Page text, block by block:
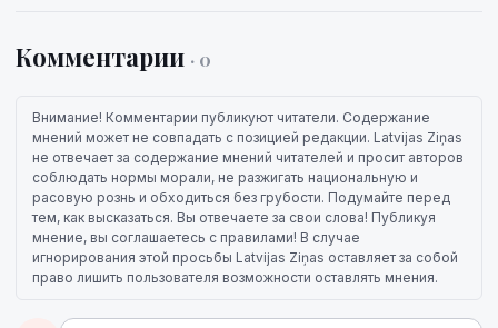
Комментарии · 0
Внимание! Комментарии публикуют читатели. Содержание
мнений может не совпадать с позицией редакции. Latvijas Ziņas
не отвечает за содержание мнений читателей и просит авторов
соблюдать нормы морали, не разжигать национальную и
расовую рознь и обходиться без грубости. Подумайте перед
тем, как высказаться. Вы отвечаете за свои слова! Публикуя
мнение, вы соглашаетесь с правилами! В случае
игнорирования этой просьбы Latvijas Ziņas оставляет за собой
право лишить пользователя возможности оставлять мнения.